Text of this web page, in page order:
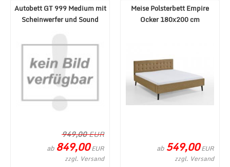
Autobett GT 999 Medium mit
Scheinwerfer und Sound
949,00EUR
ab 849,00EUR
zzgl. Versand
Meise Polsterbett Empire
Ocker 180x200 cm
ab 549,00EUR
zzgl. Versand